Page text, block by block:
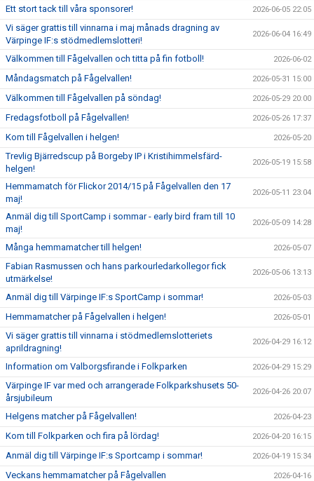
Ett stort tack till våra sponsorer! 2026-06-05 22:05
Vi säger grattis till vinnarna i maj månads dragning av
Värpinge IF:s stödmedlemslotteri!
2026-06-04 16:49
Välkommen till Fågelvallen och titta på fin fotboll! 2026-06-02
Måndagsmatch på Fågelvallen! 2026-05-31 15:00
Välkommen till Fågelvallen på söndag! 2026-05-29 20:00
Fredagsfotboll på Fågelvallen! 2026-05-26 17:37
Kom till Fågelvallen i helgen! 2026-05-20
Trevlig Bjärredscup på Borgeby IP i Kristihimmelsfärd-
helgen!
2026-05-19 15:58
Hemmamatch för Flickor 2014/15 på Fågelvallen den 17
maj!
2026-05-11 23:04
Anmäl dig till SportCamp i sommar - early bird fram till 10
maj!
2026-05-09 14:28
Många hemmamatcher till helgen! 2026-05-07
Fabian Rasmussen och hans parkourledarkollegor fick
utmärkelse!
2026-05-06 13:13
Anmäl dig till Värpinge IF:s SportCamp i sommar! 2026-05-03
Hemmamatcher på Fågelvallen i helgen! 2026-05-01
Vi säger grattis till vinnarna i stödmedlemslotteriets
aprildragning!
2026-04-29 16:12
Information om Valborgsfirande i Folkparken 2026-04-29 15:29
Värpinge IF var med och arrangerade Folkparkshusets 50-
årsjubileum
2026-04-26 20:07
Helgens matcher på Fågelvallen! 2026-04-23
Kom till Folkparken och fira på lördag! 2026-04-20 16:15
Anmäl dig till Värpinge IF:s Sportcamp i sommar! 2026-04-19 15:34
Veckans hemmamatcher på Fågelvallen 2026-04-16